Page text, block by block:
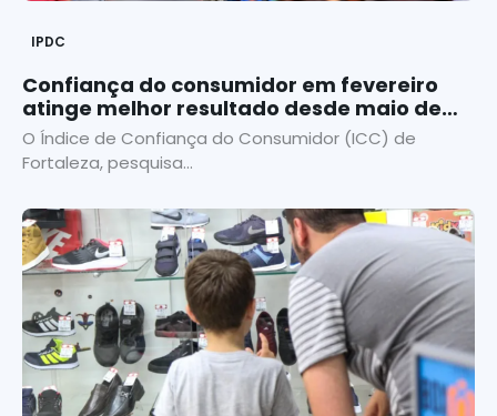
IPDC
Confiança do consumidor em fevereiro
atinge melhor resultado desde maio de
2023
O Índice de Confiança do Consumidor (ICC) de
Fortaleza, pesquisa...